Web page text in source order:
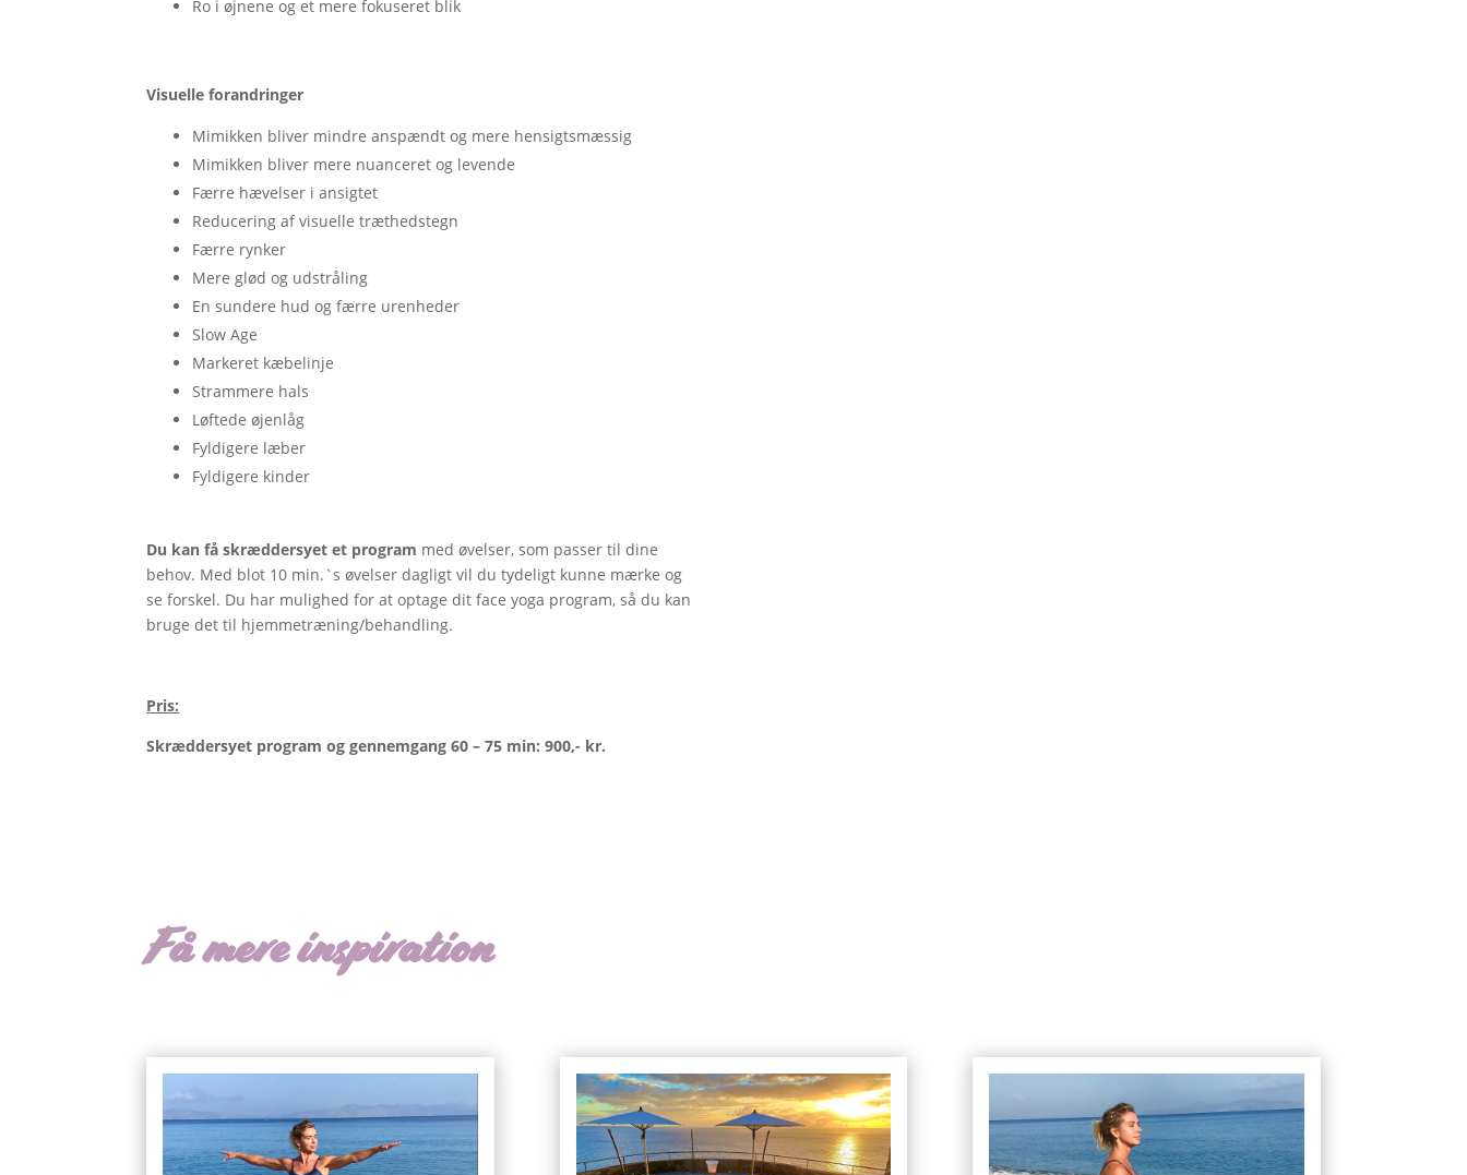
Ro i øjnene og et mere fokuseret blik
Visuelle forandringer
Mimikken bliver mindre anspændt og mere hensigtsmæssig
Mimikken bliver mere nuanceret og levende
Færre hævelser i ansigtet
Reducering af visuelle træthedstegn
Færre rynker
Mere glød og udstråling
En sundere hud og færre urenheder
Slow Age
Markeret kæbelinje
Strammere hals
Løftede øjenlåg
Fyldigere læber
Fyldigere kinder
Du kan få skræddersyet et program med øvelser, som passer til dine
behov. Med blot 10 min.`s øvelser dagligt vil du tydeligt kunne mærke og
se forskel. Du har mulighed for at optage dit face yoga program, så du kan
bruge det til hjemmetræning/behandling.
Pris:
Skræddersyet program og gennemgang 60 – 75 min: 900,- kr.
Få mere inspiration